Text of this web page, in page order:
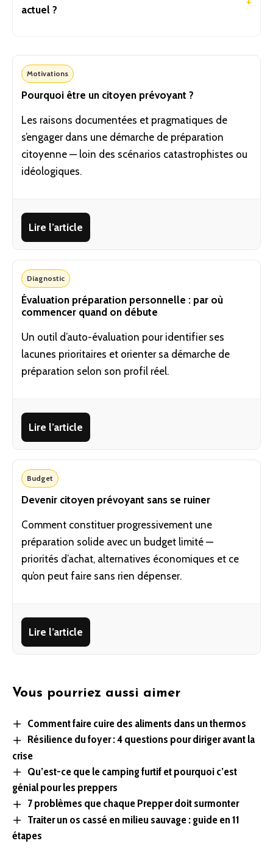
actuel ?
Motivations
Pourquoi être un citoyen prévoyant ?
Les raisons documentées et pragmatiques de
s’engager dans une démarche de préparation
citoyenne — loin des scénarios catastrophistes ou
idéologiques.
Lire l’article
Diagnostic
Évaluation préparation personnelle : par où
commencer quand on débute
Un outil d’auto-évaluation pour identifier ses
lacunes prioritaires et orienter sa démarche de
préparation selon son profil réel.
Lire l’article
Budget
Devenir citoyen prévoyant sans se ruiner
Comment constituer progressivement une
préparation solide avec un budget limité —
priorités d’achat, alternatives économiques et ce
qu’on peut faire sans rien dépenser.
Lire l’article
Vous pourriez aussi aimer
Comment faire cuire des aliments dans un thermos
Résilience du foyer : 4 questions pour diriger avant la
crise
Qu’est-ce que le camping furtif et pourquoi c’est
génial pour les preppers
7 problèmes que chaque Prepper doit surmonter
Traiter un os cassé en milieu sauvage : guide en 11
étapes